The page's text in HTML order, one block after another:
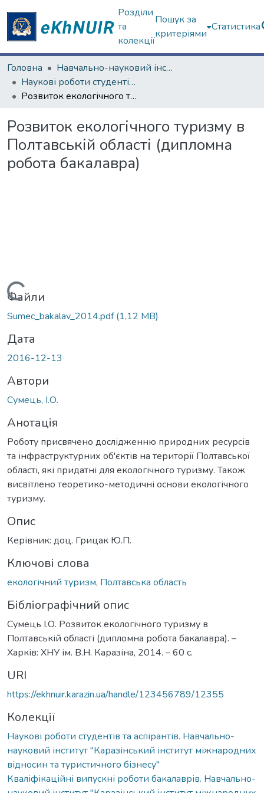
Розділи
та
колекції
Пошук за
критеріями
Статистика
Головна
Навчально-науковий інститут "Каразінський інститут міжнародних відносин та туристичного бізнесу"
Наукові роботи студентів та аспірантів. Навчально-науковий інститут "Каразінський інститут міжнародних відносин та туристичного бізнесу"
Розвиток екологічного туризму в Полтавській області (дипломна робота бакалавра)
Розвиток екологічного туризму в
Полтавській області (дипломна
робота бакалавра)
Вантажиться...
Файли
Sumec_bakalav_2014.pdf(1,12 MB)
Дата
2016-12-13
Автори
Сумець, І.О.
Анотація
Роботу присвячено дослідженню природних ресурсів
та інфраструктурних об'єктів на території Полтавської
області, які придатні для екологічного туризму. Також
висвітлено теоретико-методичні основи екологічного
туризму.
Опис
Керівник: доц. Грицак Ю.П.
Ключові слова
екологічний туризм, Полтавська область
Бібліографічний опис
Сумець І.О. Розвиток екологічного туризму в
Полтавській області (дипломна робота бакалавра). –
Харків: ХНУ ім. В.Н. Каразіна, 2014. – 60 с.
URI
https://ekhnuir.karazin.ua/handle/123456789/12355
Колекції
Наукові роботи студентів та аспірантів. Навчально-
науковий інститут "Каразінський інститут міжнародних
відносин та туристичного бізнесу"
Кваліфікаційні випускні роботи бакалаврів. Навчально-